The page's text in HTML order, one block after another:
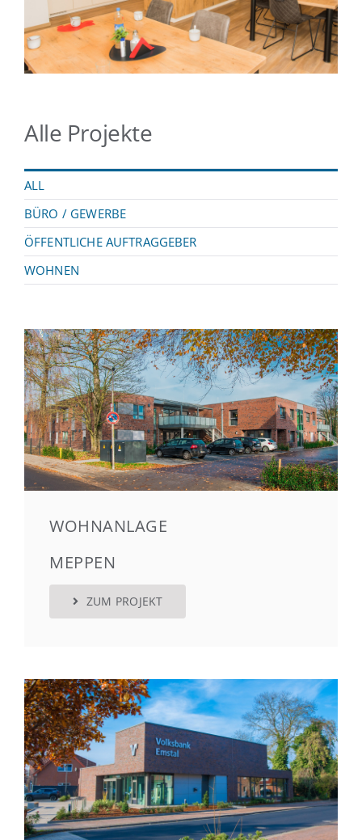
Alle Projekte
ALL
BÜRO / GEWERBE
ÖFFENTLICHE AUFTRAGGEBER
WOHNEN
WOHNANLAGE
MEPPEN
ZUM PROJEKT